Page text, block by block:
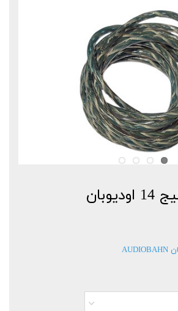
سیم اسپیکر گیج 14 اودیوبان